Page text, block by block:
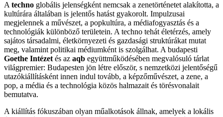
A techno globális jelenségként nemcsak a zenetörténetet alakította, a
kultúrára általában is jelentős hatást gyakorolt. Impulzusai
megjelennek a művészet, a popkultúra, a médiafogyasztás és a
technológiák különböző területein. A techno tehát életérzés, amely
sajátos társadalmi, életkörnyezeti és gazdasági struktúrákat mutat
meg, valamint politikai médiumként is szolgálhat. A budapesti
Goethe Intézet és az aqb együttműködésében megvalósuló tárlat
világpremier: Budapesten jön létre először, s nemzetközi jelentőségű
utazókiállításként innen indul tovább, a képzőművészet, a zene, a
pop, a média és a technológia közös halmazait és törésvonalait
bemutatva.
A kiállítás fókuszában olyan műalkotások állnak, amelyek a lokális